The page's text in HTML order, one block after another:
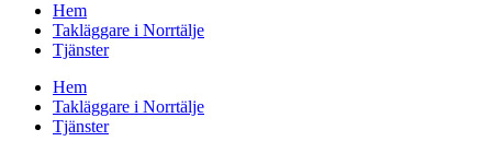
Hem
Takläggare i Norrtälje
Tjänster
Hem
Takläggare i Norrtälje
Tjänster